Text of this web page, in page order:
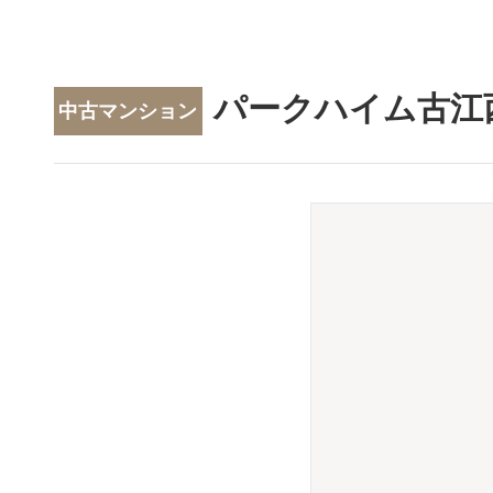
中古マンション パークハイム古江